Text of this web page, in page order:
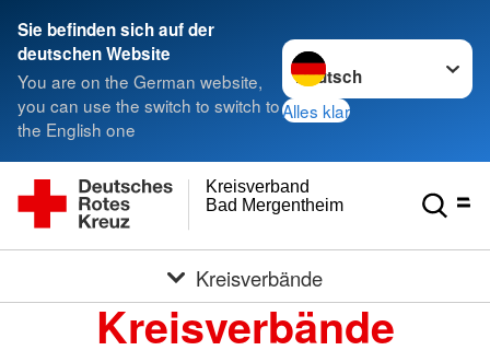
Sie befinden sich auf der
deutschen Website
You are on the German website,
you can use the switch to switch to
the English one
Sprache wechseln zu
Alles klar
Bad Mergentheim e.V.
Kreisverband
Kreisverbände
Kreisverbände